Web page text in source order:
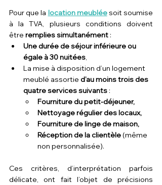
Pour que la location meublée soit soumise
à la TVA, plusieurs conditions doivent
être remplies simultanément :
Une durée de séjour inférieure ou
égale à 30 nuitées,
La mise à disposition d’un logement
meublé assortie d’au moins trois des
quatre services suivants :
Fourniture du petit-déjeuner,
Nettoyage régulier des locaux,
Fourniture de linge de maison,
Réception de la clientèle (même
non personnalisée).
Ces critères, d’interprétation parfois
délicate, ont fait l’objet de précisions